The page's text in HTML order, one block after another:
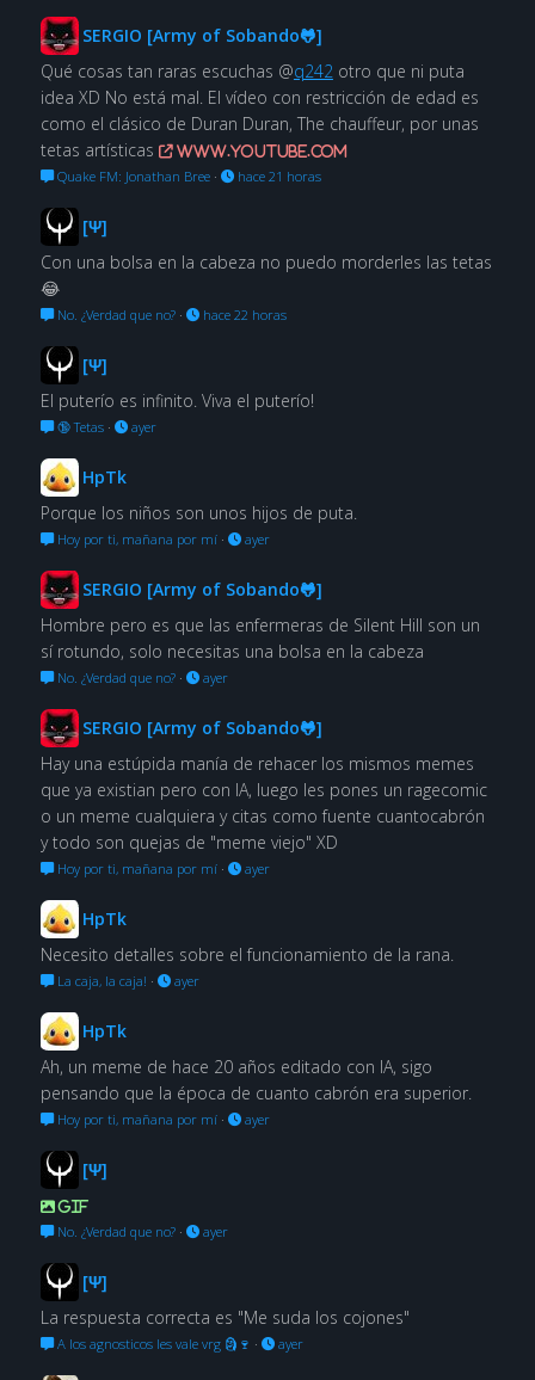
SERGIO [Army of Sobando🐸]
Qué cosas tan raras escuchas @q242 otro que ni puta
idea XD No está mal. El vídeo con restricción de edad es
como el clásico de Duran Duran, The chauffeur, por unas
tetas artísticas
www.youtube.com
Quake FM: Jonathan Bree· hace 21 horas
[Ψ]
Con una bolsa en la cabeza no puedo morderles las tetas
😂
No. ¿Verdad que no?· hace 22 horas
[Ψ]
El puterío es infinito. Viva el puterío!
🔞 Tetas· ayer
HpTk
Porque los niños son unos hijos de puta.
Hoy por ti, mañana por mí· ayer
SERGIO [Army of Sobando🐸]
Hombre pero es que las enfermeras de Silent Hill son un
sí rotundo, solo necesitas una bolsa en la cabeza
No. ¿Verdad que no?· ayer
SERGIO [Army of Sobando🐸]
Hay una estúpida manía de rehacer los mismos memes
que ya existian pero con IA, luego les pones un ragecomic
o un meme cualquiera y citas como fuente cuantocabrón
y todo son quejas de "meme viejo" XD
Hoy por ti, mañana por mí· ayer
HpTk
Necesito detalles sobre el funcionamiento de la rana.
La caja, la caja! · ayer
HpTk
Ah, un meme de hace 20 años editado con IA, sigo
pensando que la época de cuanto cabrón era superior.
Hoy por ti, mañana por mí· ayer
[Ψ]
GIF
No. ¿Verdad que no?· ayer
[Ψ]
La respuesta correcta es "Me suda los cojones"
A los agnosticos les vale vrg 🗿🍷 · ayer